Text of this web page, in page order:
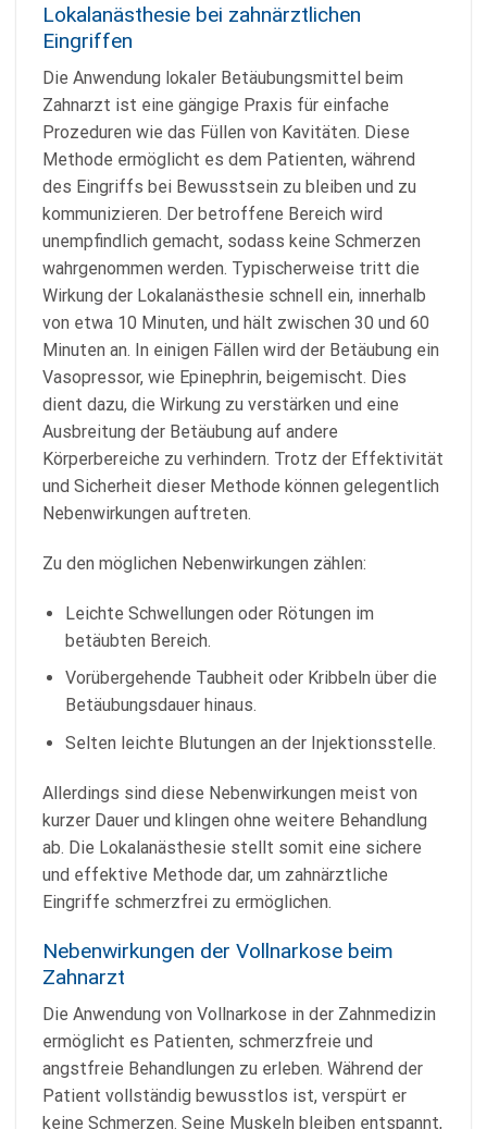
Lokalanästhesie bei zahnärztlichen
Eingriffen
Die Anwendung lokaler Betäubungsmittel beim
Zahnarzt ist eine gängige Praxis für einfache
Prozeduren wie das Füllen von Kavitäten. Diese
Methode ermöglicht es dem Patienten, während
des Eingriffs bei Bewusstsein zu bleiben und zu
kommunizieren. Der betroffene Bereich wird
unempfindlich gemacht, sodass keine Schmerzen
wahrgenommen werden. Typischerweise tritt die
Wirkung der Lokalanästhesie schnell ein, innerhalb
von etwa 10 Minuten, und hält zwischen 30 und 60
Minuten an. In einigen Fällen wird der Betäubung ein
Vasopressor, wie Epinephrin, beigemischt. Dies
dient dazu, die Wirkung zu verstärken und eine
Ausbreitung der Betäubung auf andere
Körperbereiche zu verhindern. Trotz der Effektivität
und Sicherheit dieser Methode können gelegentlich
Nebenwirkungen auftreten.
Zu den möglichen Nebenwirkungen zählen:
Leichte Schwellungen oder Rötungen im
betäubten Bereich.
Vorübergehende Taubheit oder Kribbeln über die
Betäubungsdauer hinaus.
Selten leichte Blutungen an der Injektionsstelle.
Allerdings sind diese Nebenwirkungen meist von
kurzer Dauer und klingen ohne weitere Behandlung
ab. Die Lokalanästhesie stellt somit eine sichere
und effektive Methode dar, um zahnärztliche
Eingriffe schmerzfrei zu ermöglichen.
Nebenwirkungen der Vollnarkose beim
Zahnarzt
Die Anwendung von Vollnarkose in der Zahnmedizin
ermöglicht es Patienten, schmerzfreie und
angstfreie Behandlungen zu erleben. Während der
Patient vollständig bewusstlos ist, verspürt er
keine Schmerzen. Seine Muskeln bleiben entspannt,